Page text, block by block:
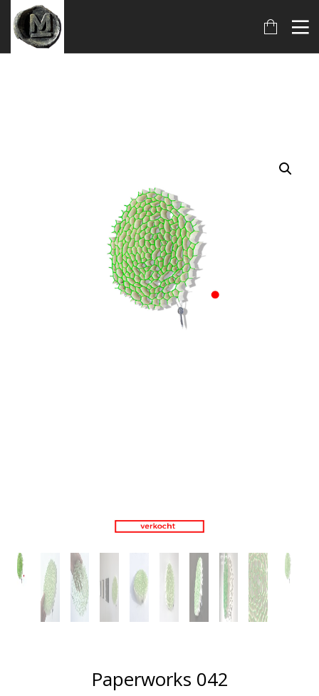
Paperworks 042